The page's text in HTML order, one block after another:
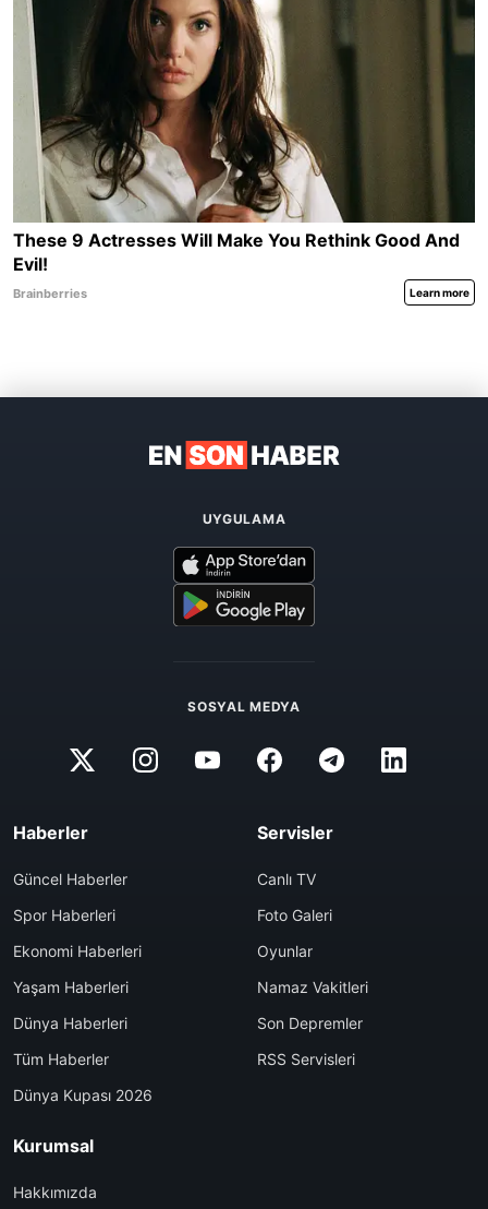
UYGULAMA
SOSYAL MEDYA
Haberler
Güncel Haberler
Spor Haberleri
Ekonomi Haberleri
Yaşam Haberleri
Dünya Haberleri
Tüm Haberler
Dünya Kupası 2026
Servisler
Canlı TV
Foto Galeri
Oyunlar
Namaz Vakitleri
Son Depremler
RSS Servisleri
Kurumsal
Hakkımızda